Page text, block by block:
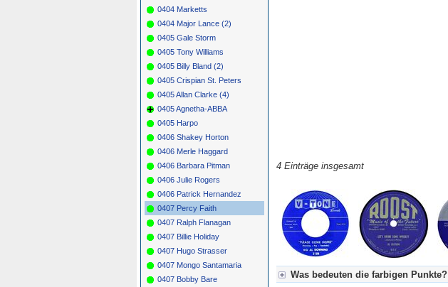
4 Einträge insgesamt
Was bedeuten die farbigen Punkte?
0404 Marketts
0404 Major Lance (2)
0405 Gale Storm
0405 Tony Williams
0405 Billy Bland (2)
0405 Crispian St. Peters
0405 Allan Clarke (4)
0405 Agnetha-ABBA
0405 Harpo
0406 Shakey Horton
0406 Merle Haggard
0406 Barbara Pitman
0406 Julie Rogers
0406 Patrick Hernandez
0407 Percy Faith
0407 Ralph Flanagan
0407 Billie Holiday
0407 Hugo Strasser
0407 Mongo Santamaria
0407 Bobby Bare